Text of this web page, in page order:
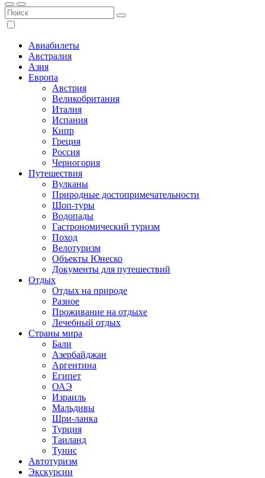
Авиабилеты
Австралия
Азия
Европа
Австрия
Великобритания
Италия
Испания
Кипр
Греция
Россия
Черногория
Путешествия
Вулканы
Природные достопримечательности
Шоп-туры
Водопады
Гастрономический туризм
Поход
Велотуризм
Объекты Юнеско
Документы для путешествий
Отдых
Отдых на природе
Разное
Проживание на отдыхе
Лечебный отдых
Страны мира
Бали
Азербайджан
Аргентина
Египет
ОАЭ
Израиль
Мальдивы
Шри-ланка
Турция
Таиланд
Тунис
Автотуризм
Экскурсии